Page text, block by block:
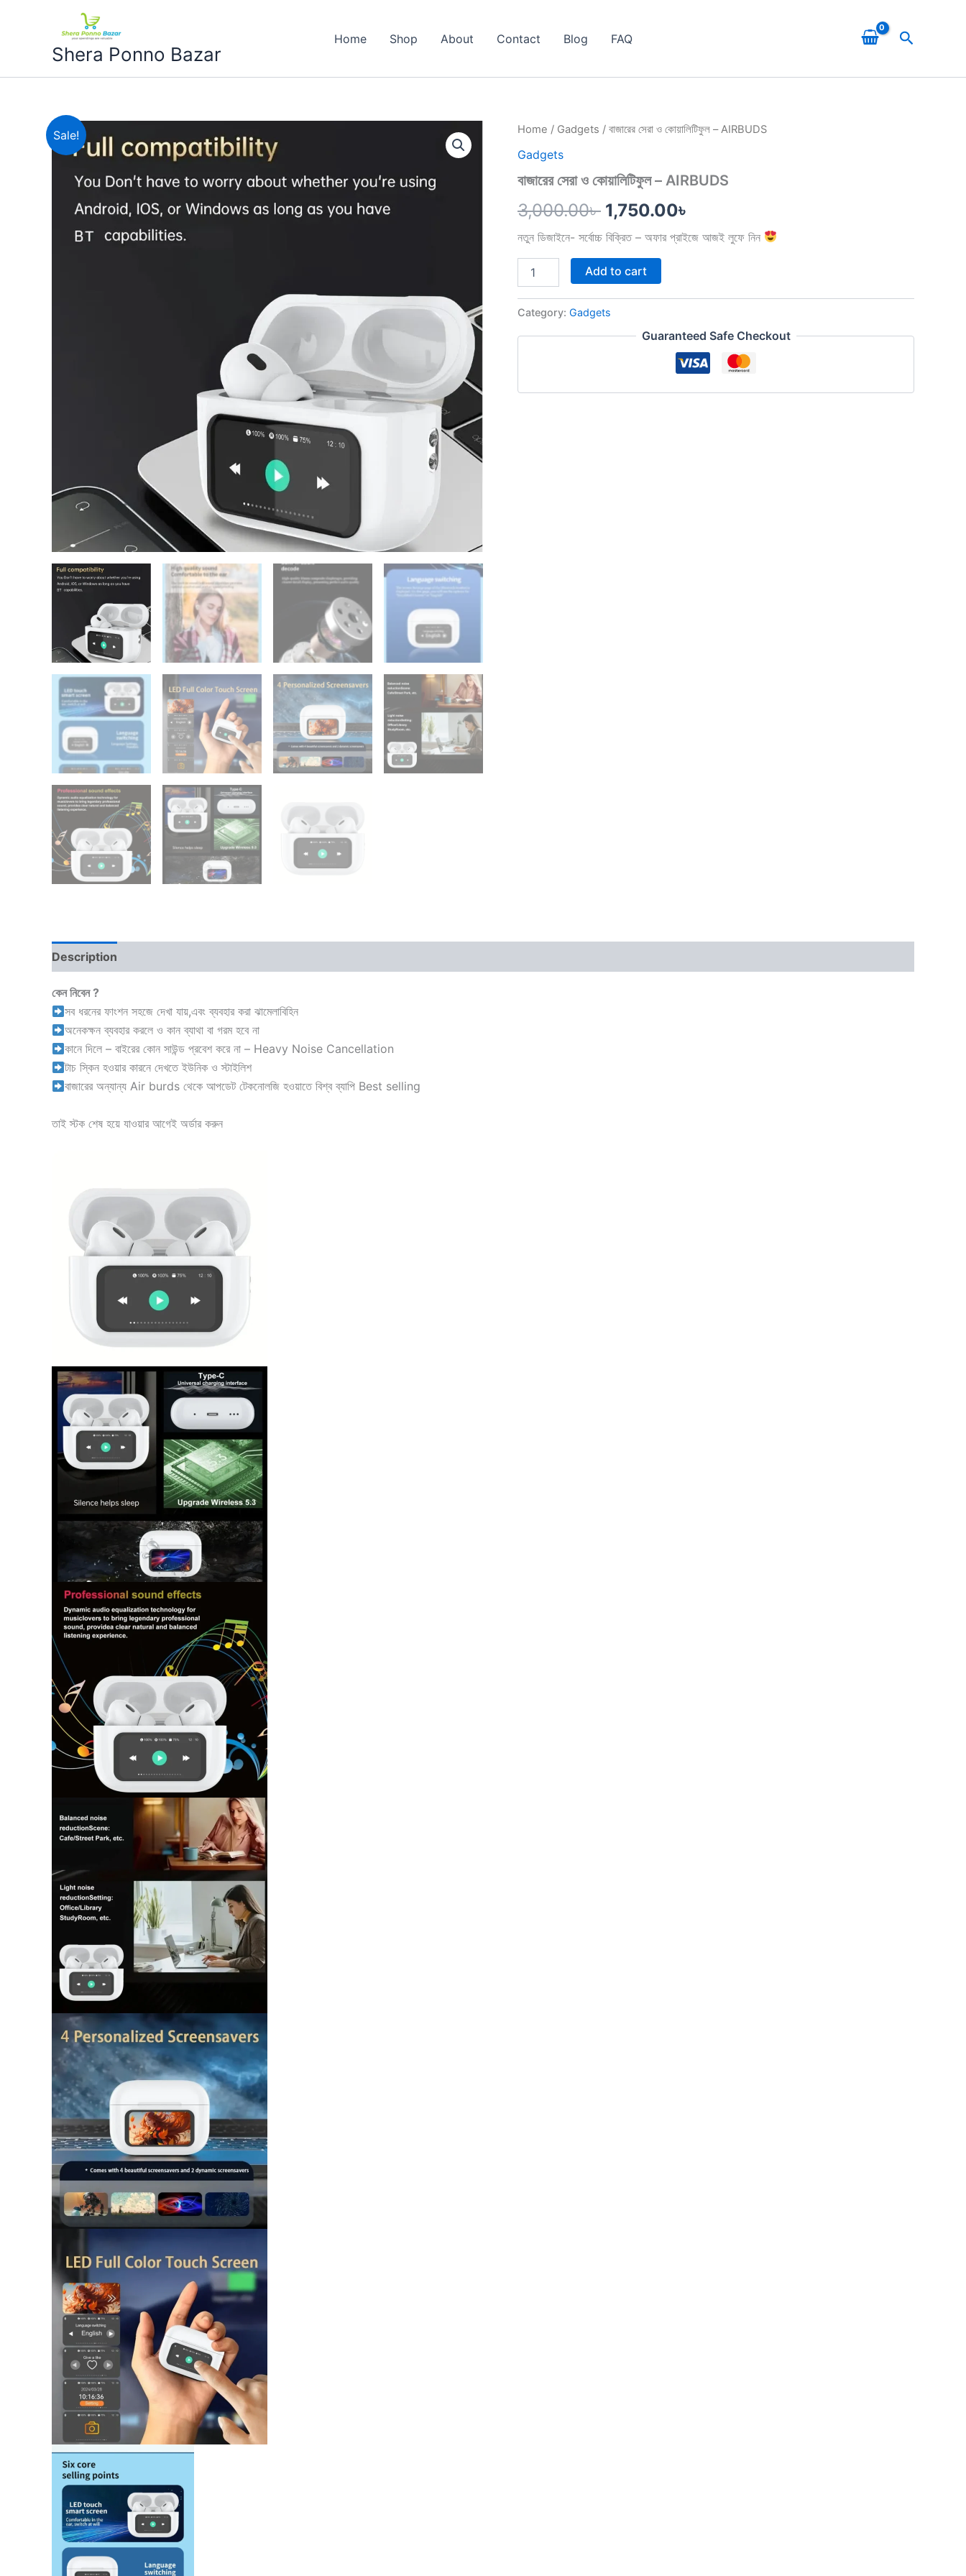
Shera Ponno Bazar
Home Shop About Contact Blog FAQ Search
Sale! Home / Gadgets / বাজারের সেরা ও কোয়ালিটিফুল – AIRBUDS
Gadgets
বাজারের সেরা ও কোয়ালিটিফুল – AIRBUDS
3,000.00৳
Original
was:
3,000.00৳ .
1,750.00৳
Current
is:
নতুন ডিজাইনে- সর্বোচ্চ বিক্রিত – অফার প্রাইজে আজই লুফে নিন
বাজারের
ও
-
quantity
Add to cart
Category: Gadgets
Guaranteed Safe Checkout
Description
কেন নিবেন ?
সব ধরনের ফাংশন সহজে দেখা যায়,এবং ব্যবহার করা ঝামেলাবিহিন
অনেকক্ষন ব্যবহার করলে ও কান ব্যাথা বা গরম হবে না
কানে দিলে – বাইরের কোন সাউন্ড প্রবেশ করে না – Heavy Noise Cancellation
টাচ স্কিন হওয়ার কারনে দেখতে ইউনিক ও স্টাইলিশ
বাজারের অন্যান্য Air burds থেকে আপডেট টেকনোলজি হওয়াতে বিশ্ব ব্যাপি Best selling
তাই স্টক শেষ হয়ে যাওয়ার আগেই অর্ডার করুন